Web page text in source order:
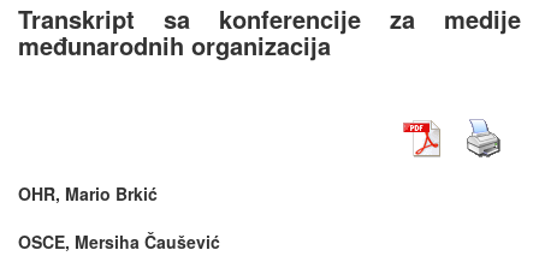
Transkript sa konferencije za medije
međunarodnih organizacija
OHR, Mario Brkić
OSCE, Mersiha Čaušević